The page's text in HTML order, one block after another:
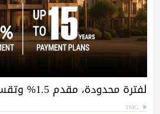
لفترة محدودة، مقدم 1.5% وتقسيط حتى 15 سنة
TMG